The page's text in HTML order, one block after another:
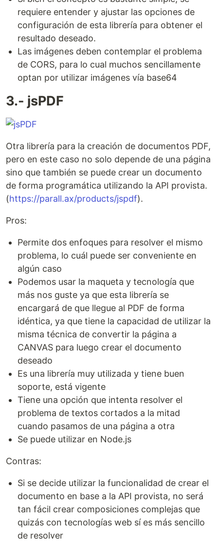
requiere entender y ajustar las opciones de
configuración de esta librería para obtener el
resultado deseado.
Las imágenes deben contemplar el problema
de CORS, para lo cual muchos sencillamente
optan por utilizar imágenes vía base64
3.- jsPDF
Otra librería para la creación de documentos PDF,
pero en este caso no solo depende de una página
sino que también se puede crear un documento
de forma programática utilizando la API provista.
(https://parall.ax/products/jspdf).
Pros:
Permite dos enfoques para resolver el mismo
problema, lo cuál puede ser conveniente en
algún caso
Podemos usar la maqueta y tecnología que
más nos guste ya que esta librería se
encargará de que llegue al PDF de forma
idéntica, ya que tiene la capacidad de utilizar la
misma técnica de convertir la página a
CANVAS para luego crear el documento
deseado
Es una librería muy utilizada y tiene buen
soporte, está vigente
Tiene una opción que intenta resolver el
problema de textos cortados a la mitad
cuando pasamos de una página a otra
Se puede utilizar en Node.js
Contras:
Si se decide utilizar la funcionalidad de crear el
documento en base a la API provista, no será
tan fácil crear composiciones complejas que
quizás con tecnologías web sí es más sencillo
de resolver